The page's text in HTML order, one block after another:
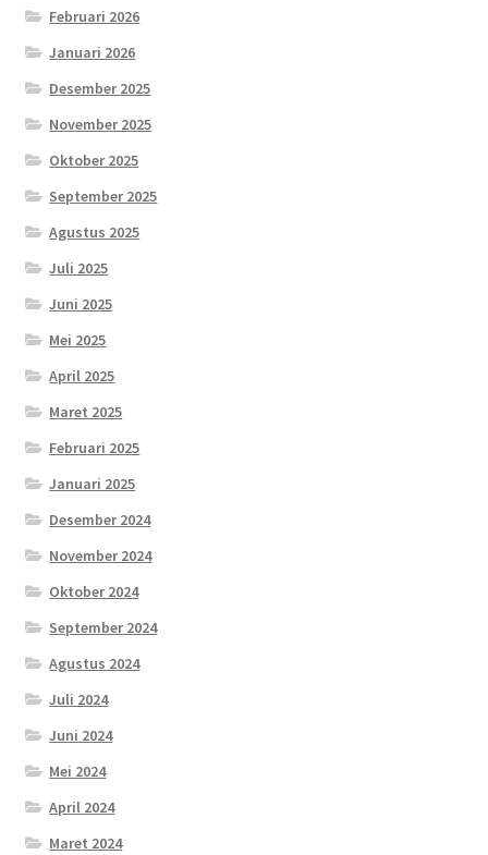
Februari 2026
Januari 2026
Desember 2025
November 2025
Oktober 2025
September 2025
Agustus 2025
Juli 2025
Juni 2025
Mei 2025
April 2025
Maret 2025
Februari 2025
Januari 2025
Desember 2024
November 2024
Oktober 2024
September 2024
Agustus 2024
Juli 2024
Juni 2024
Mei 2024
April 2024
Maret 2024